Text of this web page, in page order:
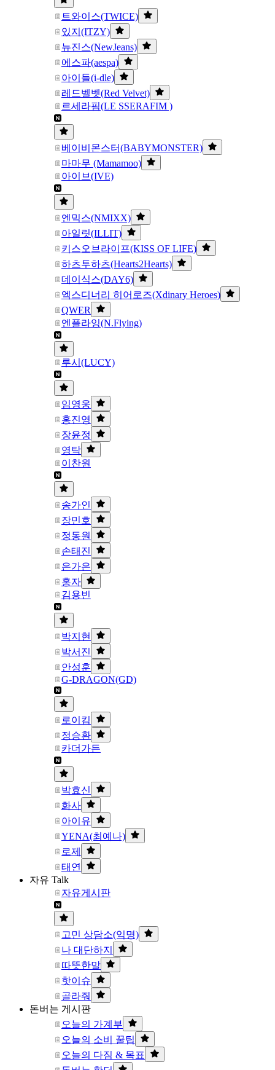
트와이스(TWICE)
있지(ITZY)
뉴진스(NewJeans)
에스파(aespa)
아이들(i-dle)
레드벨벳(Red Velvet)
르세라핌(LE SSERAFIM )
베이비몬스터(BABYMONSTER)
마마무 (Mamamoo)
아이브(IVE)
엔믹스(NMIXX)
아일릿(ILLIT)
키스오브라이프(KISS OF LIFE)
하츠투하츠(Hearts2Hearts)
데이식스(DAY6)
엑스디너리 히어로즈(Xdinary Heroes)
QWER
엔플라잉(N.Flying)
루시(LUCY)
임영웅
홍진영
장윤정
영탁
이찬원
송가인
장민호
정동원
손태진
은가은
홍자
김용빈
박지현
박서진
안성훈
G-DRAGON(GD)
로이킴
정승환
카더가든
박효신
화사
아이유
YENA(최예나)
로제
태연
자유 Talk
자유게시판
고민 상담소(익명)
나 대단하지
따뜻한말
핫이슈
골라줘
돈버는 게시판
오늘의 가계부
오늘의 소비 꿀팁
오늘의 다짐 & 목표